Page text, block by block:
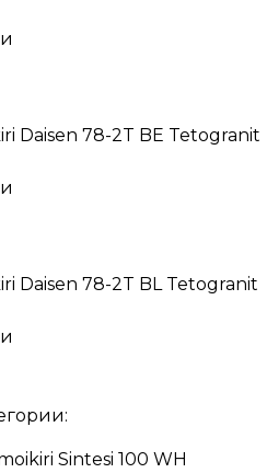
Daisen 78-2T BE Tetogranit
Daisen 78-2T BL Tetogranit
Sintesi 100 WH